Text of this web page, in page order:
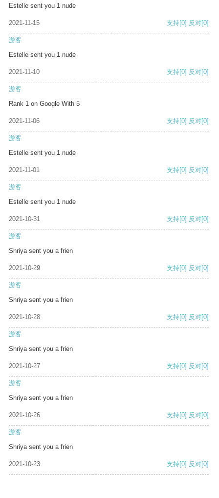
Estelle sent you 1 nude
2021-11-15 支持[0] 反对[0]
游客
Estelle sent you 1 nude
2021-11-10 支持[0] 反对[0]
游客
Rank 1 on Google With 5
2021-11-06 支持[0] 反对[0]
游客
Estelle sent you 1 nude
2021-11-01 支持[0] 反对[0]
游客
Estelle sent you 1 nude
2021-10-31 支持[0] 反对[0]
游客
Shriya sent you a frien
2021-10-29 支持[0] 反对[0]
游客
Shriya sent you a frien
2021-10-28 支持[0] 反对[0]
游客
Shriya sent you a frien
2021-10-27 支持[0] 反对[0]
游客
Shriya sent you a frien
2021-10-26 支持[0] 反对[0]
游客
Shriya sent you a frien
2021-10-23 支持[0] 反对[0]